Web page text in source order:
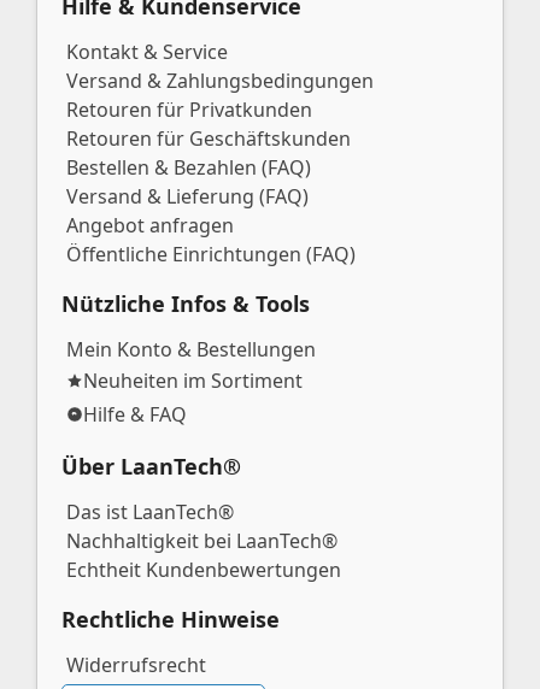
Hilfe & Kundenservice
Kontakt & Service
Versand & Zahlungsbedingungen
Retouren für Privatkunden
Retouren für Geschäftskunden
Bestellen & Bezahlen (FAQ)
Versand & Lieferung (FAQ)
Angebot anfragen
Öffentliche Einrichtungen (FAQ)
Nützliche Infos & Tools
Mein Konto & Bestellungen
Neuheiten im Sortiment
Hilfe & FAQ
Über LaanTech®
Das ist LaanTech®
Nachhaltigkeit bei LaanTech®
Echtheit Kundenbewertungen
Rechtliche Hinweise
Widerrufsrecht